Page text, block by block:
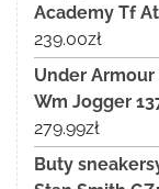
Academy Tf
239.00zł
Under Armour
Wm Jogger
279.99zł
Buty